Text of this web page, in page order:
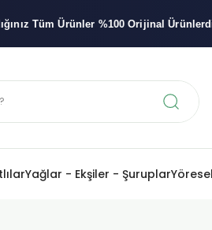
Tüm Ürünler%100 OrijinalÜrünlerdir
Yağlar - Ekşiler - Şuruplar